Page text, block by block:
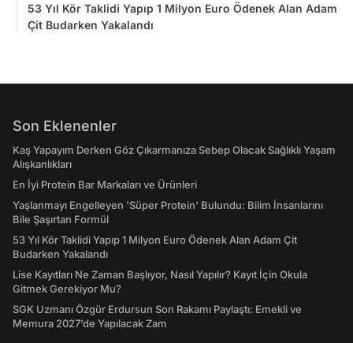
53 Yıl Kör Taklidi Yapıp 1 Milyon Euro Ödenek Alan Adam
Çit Budarken Yakalandı
Son Eklenenler
Kaş Yapayım Derken Göz Çıkarmanıza Sebep Olacak Sağlıklı Yaşam
Alışkanlıkları
En İyi Protein Bar Markaları ve Ürünleri
Yaşlanmayı Engelleyen 'Süper Protein' Bulundu: Bilim İnsanlarını
Bile Şaşırtan Formül
53 Yıl Kör Taklidi Yapıp 1 Milyon Euro Ödenek Alan Adam Çit
Budarken Yakalandı
Lise Kayıtları Ne Zaman Başlıyor, Nasıl Yapılır? Kayıt İçin Okula
Gitmek Gerekiyor Mu?
SGK Uzmanı Özgür Erdursun Son Rakamı Paylaştı: Emekli ve
Memura 2027’de Yapılacak Zam